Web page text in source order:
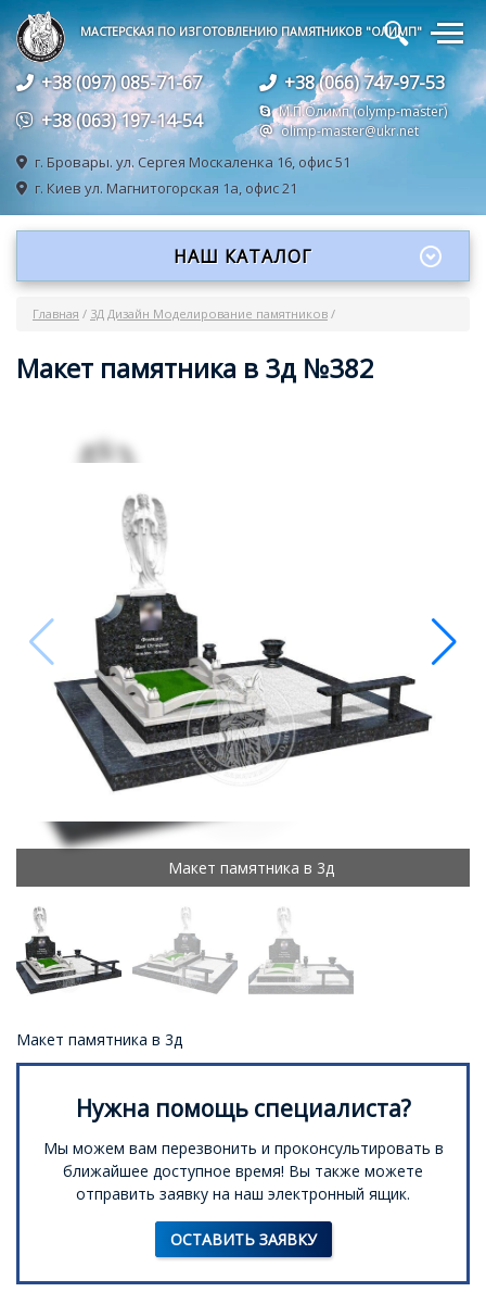
🔍
МАСТЕРСКАЯ ПО ИЗГОТОВЛЕНИЮ ПАМЯТНИКОВ "ОЛИМП"
+38 (097) 085-71-67
+38 (063) 197-14-54
+38 (066) 747-97-53
М.П.Олимп (olymp-master)
olimp-master@ukr.net
г. Бровары. ул. Сергея Москаленка 16, офис 51
г. Киев ул. Магнитогорская 1а, офис 21
Главная / 3Д Дизайн Моделирование памятников /
Макет памятника в 3д №382
Макет памятника в 3д
Макет памятника в 3д
Нужна помощь специалиста?
Мы можем вам перезвонить и проконсультировать в
ближайшее доступное время! Вы также можете
отправить заявку на наш электронный ящик.
ОСТАВИТЬ ЗАЯВКУ
НАШ КАТАЛОГ